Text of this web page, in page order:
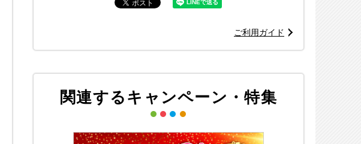
©あいだいろ／SQUARE ENIX・「地縛少年花子くん」製作
ご利用ガイド
関連するキャンペーン・特集